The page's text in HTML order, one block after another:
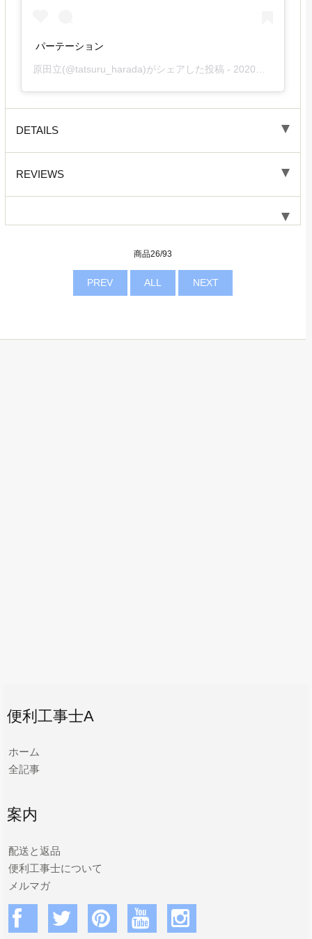
パーテーション
原田立(@tatsuru_harada)がシェアした投稿 - 2020年 6月月22日午後11時37分PDT
DETAILS
REVIEWS
商品26/93
PREV ALL NEXT
便利工事士A
ホーム
全記事
案内
配送と返品
便利工事士について
メルマガ